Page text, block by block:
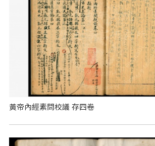
黃帝內經素問校議 存四卷